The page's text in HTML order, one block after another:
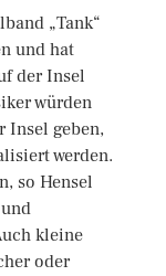
„Tank“
und hat
der Insel
würden
Insel geben,
werden.
so Hensel
kleine
oder